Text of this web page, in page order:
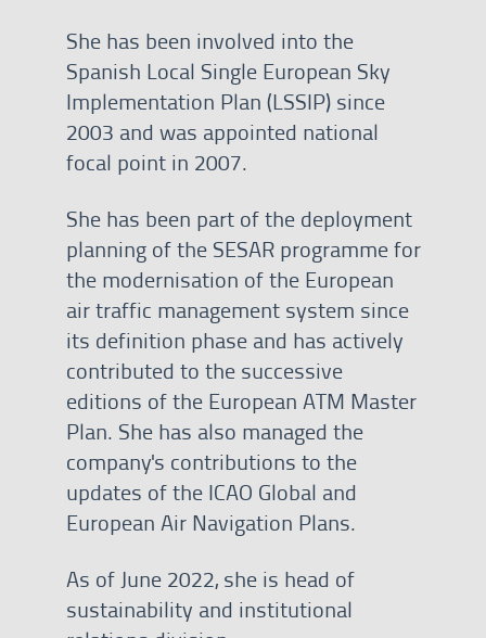
She has been involved into the
Spanish Local Single European Sky
Implementation Plan (LSSIP) since
2003 and was appointed national
focal point in 2007.
She has been part of the deployment
planning of the SESAR programme for
the modernisation of the European
air traffic management system since
its definition phase and has actively
contributed to the successive
editions of the European ATM Master
Plan. She has also managed the
company's contributions to the
updates of the ICAO Global and
European Air Navigation Plans.
As of June 2022, she is head of
sustainability and institutional